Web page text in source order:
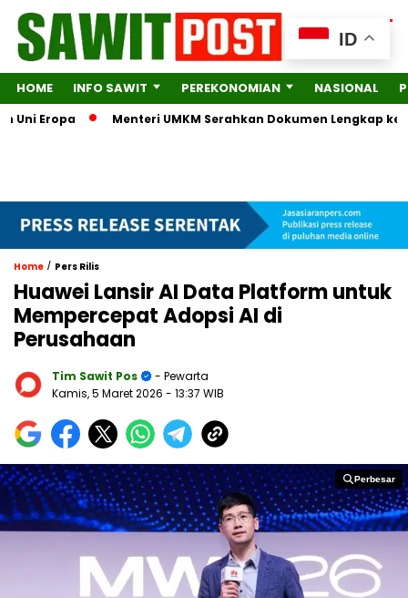
HOME INFO SAWIT PEREKONOMIAN NASIONAL
Eropa Menteri UMKM Serahkan Dokumen Lengkap ke
Home / Pers Rilis
Huawei Lansir AI Data Platform untuk
Mempercepat Adopsi AI di
Perusahaan
Tim Sawit Pos
- Pewarta
Kamis, 5 Maret 2026 - 13:37 WIB
Perbesar
Perbesar
ID